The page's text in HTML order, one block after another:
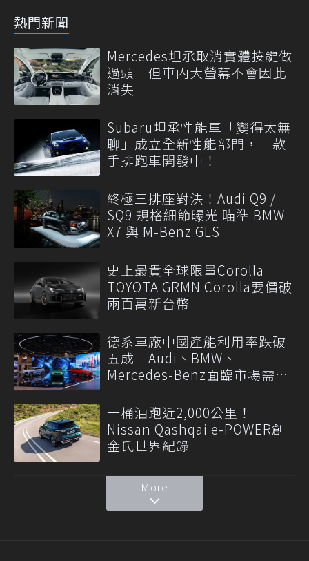
熱門新聞
Mercedes坦承取消實體按鍵做
過頭 但車內大螢幕不會因此
消失
Subaru坦承性能車「變得太無
聊」成立全新性能部門，三款
手排跑車開發中！
終極三排座對決！Audi Q9 /
SQ9 規格細節曝光 瞄準 BMW
X7 與 M-Benz GLS
史上最貴全球限量Corolla
TOYOTA GRMN Corolla要價破
兩百萬新台幣
德系車廠中國產能利用率跌破
五成 Audi、BMW、
Mercedes-Benz面臨市場需求
一桶油跑近2,000公里！
Nissan Qashqai e-POWER創
金氏世界紀錄
More